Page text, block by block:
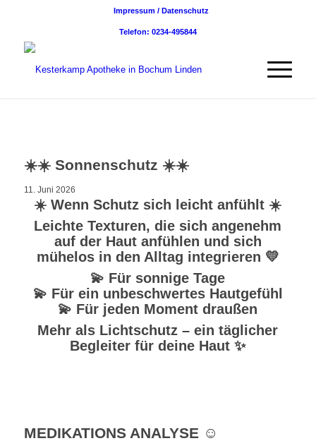
Impressum / Datenschutz
Telefon: 0234-495844
☀️☀️ Sonnenschutz ☀️☀️
11. Juni 2026
​☀️ Wenn Schutz sich leicht anfühlt ☀️
Leichte Texturen, die sich angenehm
auf der Haut anfühlen und sich
mühelos in den Alltag integrieren 💛
💫 Für sonnige Tage
💫 Für ein unbeschwertes Hautgefühl
💫 Für jeden Moment draußen
Mehr als Lichtschutz – ein täglicher
Begleiter für deine Haut ✨
MEDIKATIONS ANALYSE ☺️